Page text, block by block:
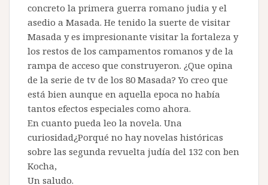
concreto la primera guerra romano judia y el
asedio a Masada. He tenido la suerte de visitar
Masada y es impresionante visitar la fortaleza y
los restos de los campamentos romanos y de la
rampa de acceso que construyeron. ¿Que opina
de la serie de tv de los 80 Masada? Yo creo que
está bien aunque en aquella epoca no había
tantos efectos especiales como ahora.
En cuanto pueda leo la novela. Una
curiosidad¿Porqué no hay novelas históricas
sobre las segunda revuelta judía del 132 con ben
Kocha,
Un saludo.